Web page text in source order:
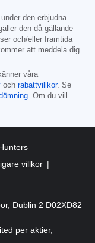
den erbjudna
den då gällande
och/eller framtida
att meddela dig
våra
och rabattvillkor. Se
. Om du vill
villkor
Dublin 2 D02XD82
per aktier,